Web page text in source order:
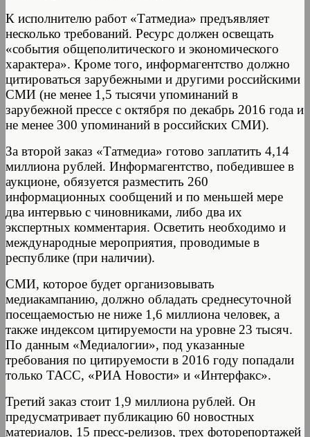
К исполнителю работ «Татмедиа» предъявляет
несколько требований. Ресурс должен освещать
«события общеполитического и экономического
характера». Кроме того, информагентство должно
цитироваться зарубежными и другими российскими
СМИ (не менее 1,5 тысячи упоминаний в
зарубежной прессе с октября по декабрь 2016 года и
не менее 300 упоминаний в российских СМИ).
За второй заказ «Татмедиа» готово заплатить 4,14
миллиона рублей. Информагентство, победившее в
аукционе, обязуется разместить 260
информационных сообщений и по меньшей мере
два интервью с чиновниками, либо два их
экспертных комментария. Осветить необходимо и
международные мероприятия, проводимые в
республике (при наличии).
СМИ, которое будет организовывать
медиакампанию, должно обладать среднесуточной
посещаемостью не ниже 1,6 миллиона человек, а
также индексом цитируемости на уровне 23 тысяч.
По данным «Медиалогии», под указанные
требования по цитируемости в 2016 году попадали
только ТАСС, «РИА Новости» и «Интерфакс».
Третий заказ стоит 1,9 миллиона рублей. Он
предусматривает публикацию 60 новостных
материалов, 15 пресс-релизов, трех фоторепортажей